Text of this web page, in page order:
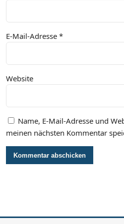
E-Mail-Adresse *
Website
Name, E-Mail-Adresse und
meinen nächsten Kommentar